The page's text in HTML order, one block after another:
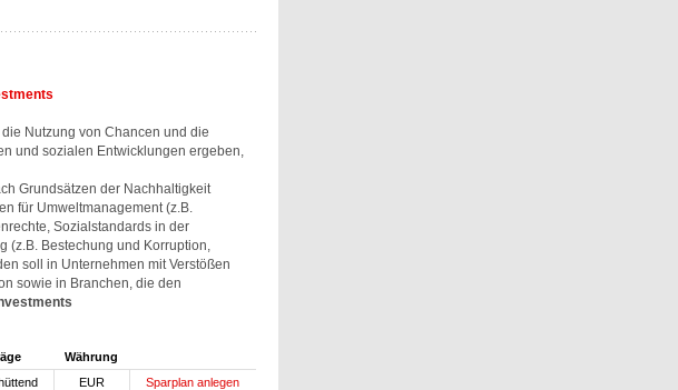
Nutzung von Chancen und die
und sozialen Entwicklungen ergeben,
Grundsätzen der Nachhaltigkeit
für Umweltmanagement (z.B.
Sozialstandards in der
(z.B. Bestechung und Korruption,
soll in Unternehmen mit Verstößen
sowie in Branchen, die den
Währung
EUR
Sparplan anlegen